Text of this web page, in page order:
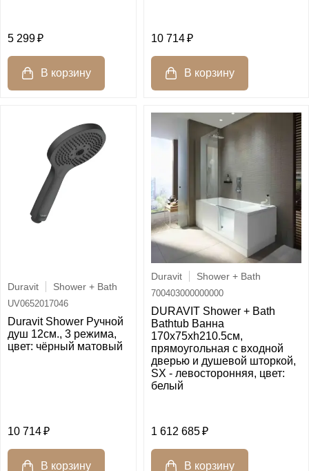
5 299 10 714
Duravit Shower + Bath
UV0652017046
Duravit Shower Ручной
душ 12см., 3 режима,
цвет: чёрный матовый
10 714
Duravit Shower + Bath
700403000000000
DURAVIT Shower + Bath
Bathtub Ванна
170х75хh210.5см,
прямоугольная с входной
дверью и душевой шторкой,
SX - левосторонняя, цвет:
белый
1 612 685